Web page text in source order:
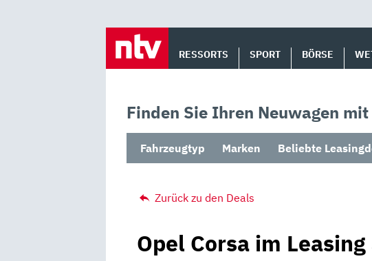
RESSORTS SPORT BÖRSE
Finden Sie Ihren Neuwagen
Fahrzeugtyp Marken Beliebte
Zurück zu den Deals
Opel Corsa im Leasing